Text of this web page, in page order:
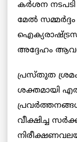
കര്‍ശന നടപടി
മേല്‍
അദ്ദേഹം
പ്രസ്തുത
ശക്തമായി
വീക്ഷിച്ച